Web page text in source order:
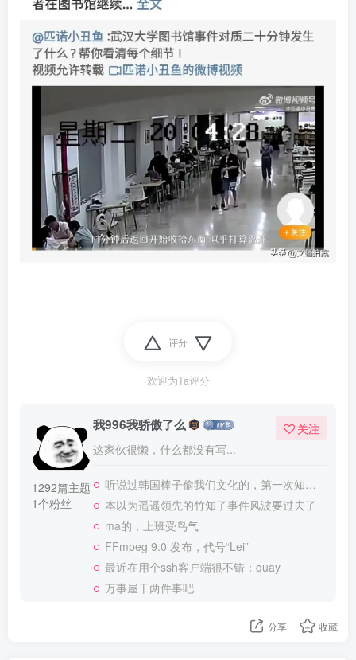
评分
欢迎为Ta评分
1292篇主题
1个粉丝
我996我骄傲了么
这家伙很懒，什么都没有写...
关注
听说过韩国棒子偷我们文化的，第一次知道我们会把文化送日本
本以为遥遥领先的竹知了事件风波要过去了
ma的，上班受鸟气
FFmpeg 9.0 发布，代号“Lei”
最近在用个ssh客户端很不错：quay
万事屋干两件事吧
分享 收藏